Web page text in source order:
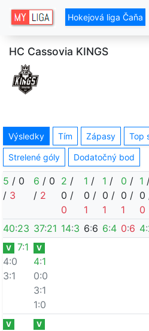
Hokejová liga Čaňa
HC Cassovia KINGS
Výsledky Tím Zápasy Top
Strelené góly Dodatočný bod
5 / 0
/ 3
6 / 0
/ 2
2 /
0 /
0
1 /
0 /
1
1 /
0 /
1
0 /
0 /
1
1
0
0
40:23 37:21 14:3 6:6 6:4 0:6 4:
V 7:1
4:0
3:1
V
4:1
0:0
3:1
1:0
V V